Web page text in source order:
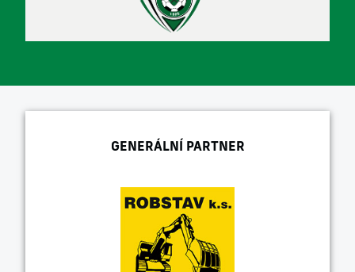
GENERÁLNÍ PARTNER